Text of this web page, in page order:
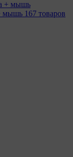
мышь 167 товаров